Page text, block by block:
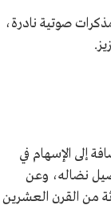
27 شعبان 1443هـ/30 مارس 2022م، بمحتوى مذكرات صوتية نادرة،
إلى الإسهام في
نضاله، وعن
من القرن العشرين